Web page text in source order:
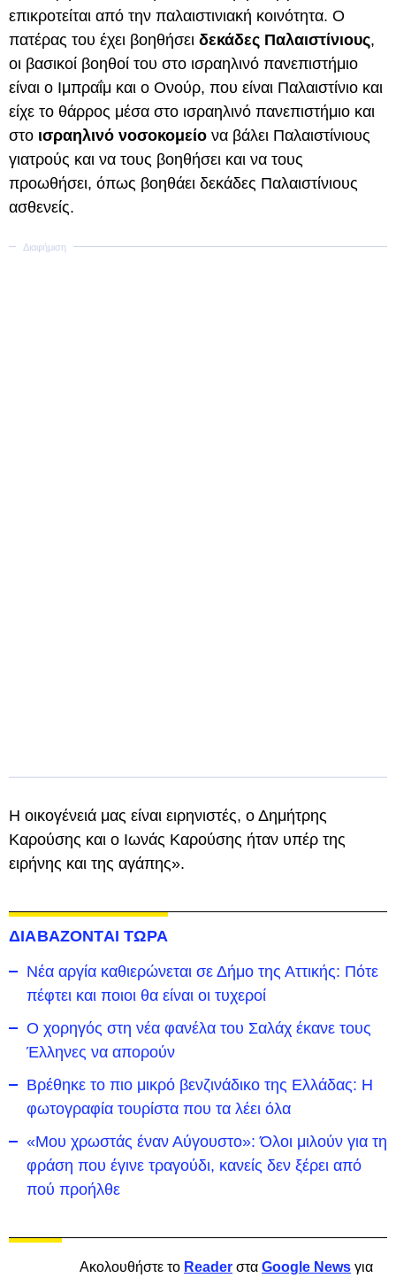
επικροτείται από την παλαιστινιακή κοινότητα. Ο
πατέρας του έχει βοηθήσει δεκάδες Παλαιστίνιους,
οι βασικοί βοηθοί του στο ισραηλινό πανεπιστήμιο
είναι ο Ιμπραΐμ και ο Ονούρ, που είναι Παλαιστίνιο και
είχε το θάρρος μέσα στο ισραηλινό πανεπιστήμιο και
στο ισραηλινό νοσοκομείο να βάλει Παλαιστίνιους
γιατρούς και να τους βοηθήσει και να τους
προωθήσει, όπως βοηθάει δεκάδες Παλαιστίνιους
ασθενείς.
Η οικογένειά μας είναι ειρηνιστές, ο Δημήτρης
Καρούσης και ο Ιωνάς Καρούσης ήταν υπέρ της
ειρήνης και της αγάπης».
ΔΙΑΒΑΖΟΝΤΑΙ ΤΩΡΑ
Νέα αργία καθιερώνεται σε Δήμο της Αττικής: Πότε
πέφτει και ποιοι θα είναι οι τυχεροί
Ο χορηγός στη νέα φανέλα του Σαλάχ έκανε τους
Έλληνες να απορούν
Βρέθηκε το πιο μικρό βενζινάδικο της Ελλάδας: Η
φωτογραφία τουρίστα που τα λέει όλα
«Μου χρωστάς έναν Αύγουστο»: Όλοι μιλούν για τη
φράση που έγινε τραγούδι, κανείς δεν ξέρει από
πού προήλθε
Ακολουθήστε το Reader στα Google News για